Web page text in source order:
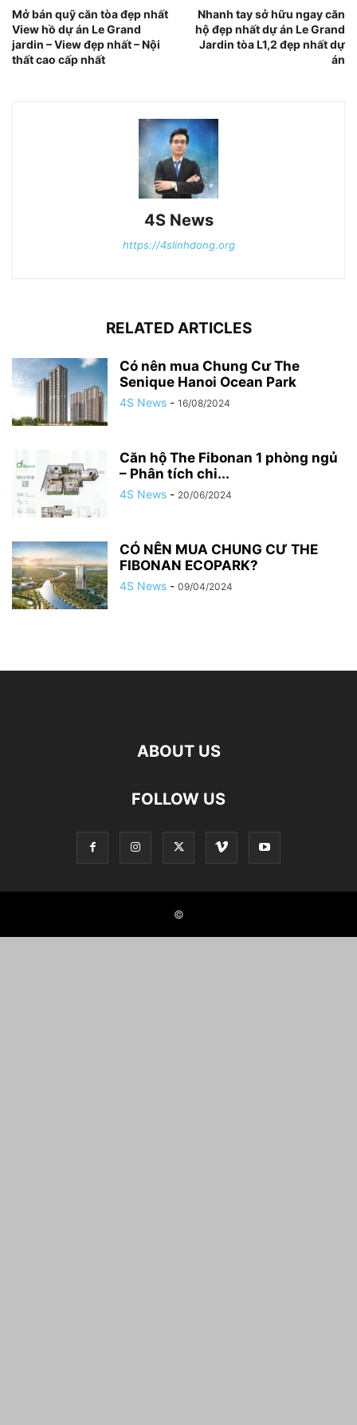
Mở bán quỹ căn tòa đẹp nhất
View hồ dự án Le Grand
jardin – View đẹp nhất – Nội
thất cao cấp nhất
Nhanh tay sở hữu ngay căn
hộ đẹp nhất dự án Le Grand
Jardin tòa L1,2 đẹp nhất dự
án
4S News
https://4slinhdong.org
RELATED ARTICLES
Có nên mua Chung Cư The
Senique Hanoi Ocean Park
4S News - 16/08/2024
Căn hộ The Fibonan 1 phòng ngủ
– Phân tích chi...
4S News - 20/06/2024
CÓ NÊN MUA CHUNG CƯ THE
FIBONAN ECOPARK?
4S News - 09/04/2024
ABOUT US
FOLLOW US
©